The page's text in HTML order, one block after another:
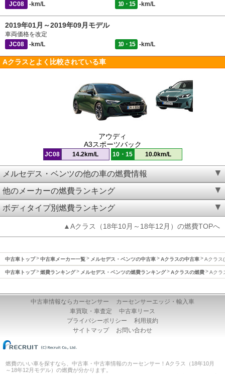
JC08
-km/L 10・15 -km/L
2019年01月～2019年09月モデル
車両価格を改定
JC08
-km/L 10・15 -km/L
Aクラスとよく比較されている車
アウディ
A3スポーツバック
JC08 14.2km/L 10・15 10.0km/L
メルセデス・ベンツの他の車の燃費情報
他のメーカーの燃費ランキング
ボディタイプ別燃費ランキング
▲Aクラス（18年10月～18年12月）の燃費TOPへ
中古車トップ 中古車メーカー一覧 メルセデス・ベンツの中古車 Aクラスの中古車 Aクラス
中古車トップ 燃費ランキング メルセデス・ベンツの燃費ランキング Aクラスの燃費 Aクラ
中古車情報ならカーセンサー
カーセンサーエッジ・輸入車
車買取・車査定
中古車リース
プライバシーポリシー
利用規約
サイトマップ
お問い合わせ
燃費のいい車を探すなら、中古車・中古車情報のカーセンサー！Aクラス（18年10月
～18年12月モデル）の燃費が分かります。